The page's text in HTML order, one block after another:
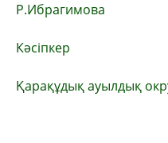
Р.Ибрагимова
Кәсіпкер
Қарақұдық ауылдық